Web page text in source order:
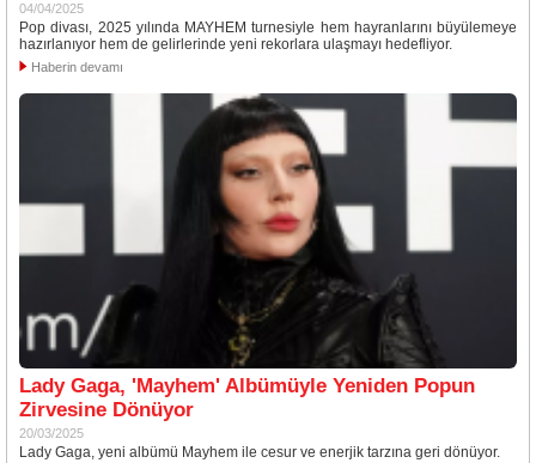
04/04/2025
Pop divası, 2025 yılında MAYHEM turnesiyle hem hayranlarını büyülemeye
hazırlanıyor hem de gelirlerinde yeni rekorlara ulaşmayı hedefliyor.
Haberin devamı
Lady Gaga, 'Mayhem' Albümüyle Yeniden Popun
Zirvesine Dönüyor
20/03/2025
Lady Gaga, yeni albümü Mayhem ile cesur ve enerjik tarzına geri dönüyor.